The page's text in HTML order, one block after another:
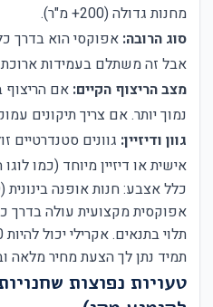
מחנות גדולה (200+ מ"ר).
סוג הרובה: אפוקסי הוא בדרך
אבל זה משתלם בעמידות ארוכת
מצב הריצוף הקיים: אם הריצוף
נמוך יותר. אם צריך תיקונים
גוון ודיזיין: גוונים סטנדרטיים
אישית או דיזיין מיוחד (כמו
תמיד נתן לך הצעת מחיר מלאה
טעויות נפוצות